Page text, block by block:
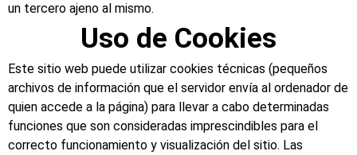
un tercero ajeno al mismo.
Uso de Cookies
Este sitio web puede utilizar cookies técnicas (pequeños
archivos de información que el servidor envía al ordenador de
quien accede a la página) para llevar a cabo determinadas
funciones que son consideradas imprescindibles para el
correcto funcionamiento y visualización del sitio. Las